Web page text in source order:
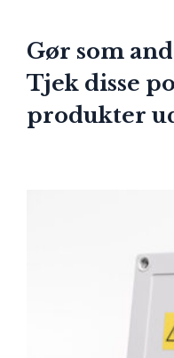
Gør som
Tjek disse
produkter